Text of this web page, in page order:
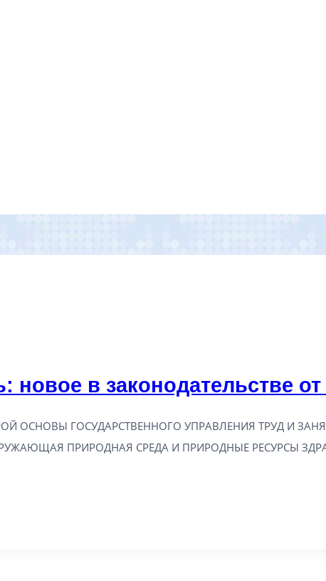
новое в законодательстве от
ОСНОВЫ ГОСУДАРСТВЕННОГО УПРАВЛЕНИЯ ТРУД И
ПРИРОДНАЯ СРЕДА И ПРИРОДНЫЕ РЕСУРСЫ